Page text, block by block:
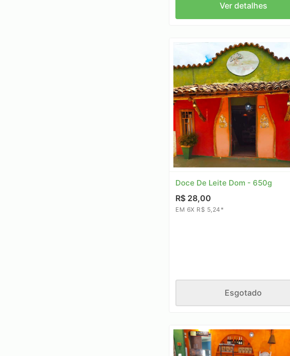
Ver detalhes
Doce De Leite Dom - 650g
R$ 28,00
EM 6X R$ 5,24*
Esgotado